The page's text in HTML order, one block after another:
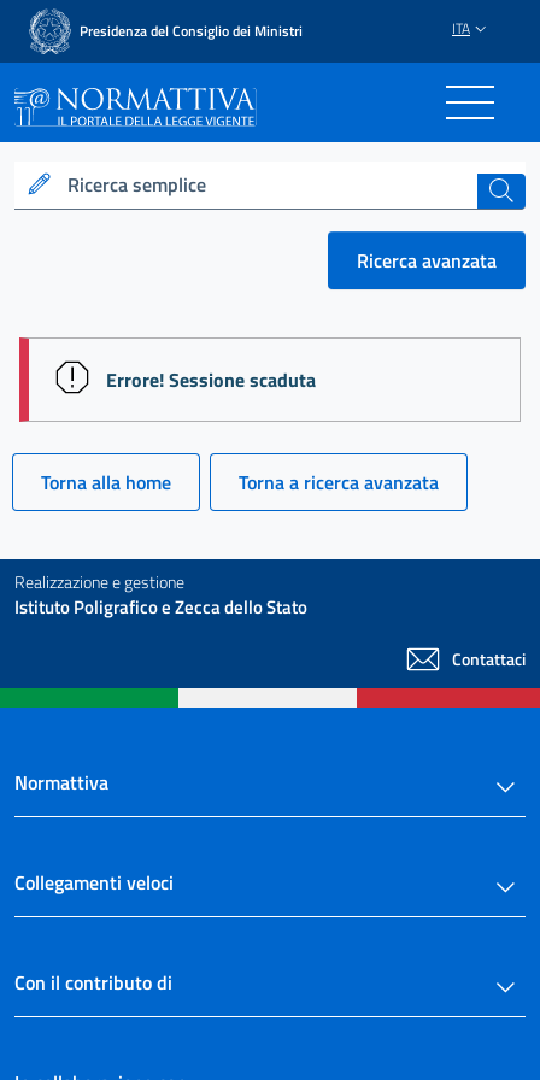
Presidenza del Consiglio dei Ministri ITA
Normattiva - Il portale
Ricerca semplice cerca
Ricerca avanzata
session id:
Errore! Sessione scaduta
Torna alla home Torna a ricerca avanzata
Realizzazione e gestione
Istituto Poligrafico e Zecca dello Stato
Contattaci
Normattiva
Collegamenti veloci
Con il contributo di